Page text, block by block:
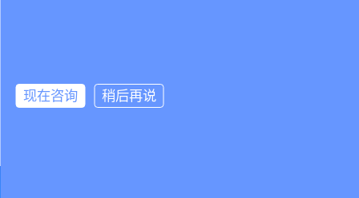
现在咨询 稍后再说